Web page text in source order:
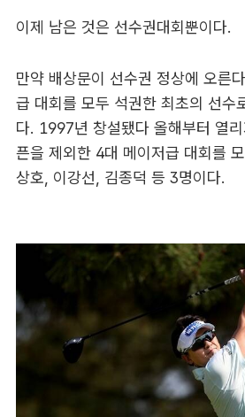
이제 남은 것은 선수권대회뿐이다.
만약 배상문이 선수권 정상에 오른
급 대회를 모두 석권한 최초의 선수
다. 1997년 창설됐다 올해부터 열
픈을 제외한 4대 메이저급 대회를
상호, 이강선, 김종덕 등 3명이다.